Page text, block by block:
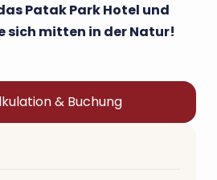
Patak Park Hotel und
sich mitten in der Natur!
& Buchung